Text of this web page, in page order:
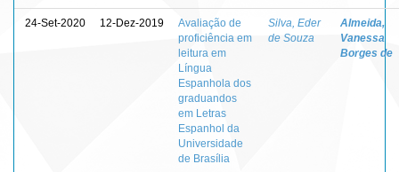
24-Set-2020 12-Dez-2019
Avaliação de
proficiência em
leitura em
Língua
Espanhola dos
graduandos
em Letras
Espanhol da
Universidade
de Brasília
Silva, Eder
de Souza
Almeida,
Vanessa
Borges de